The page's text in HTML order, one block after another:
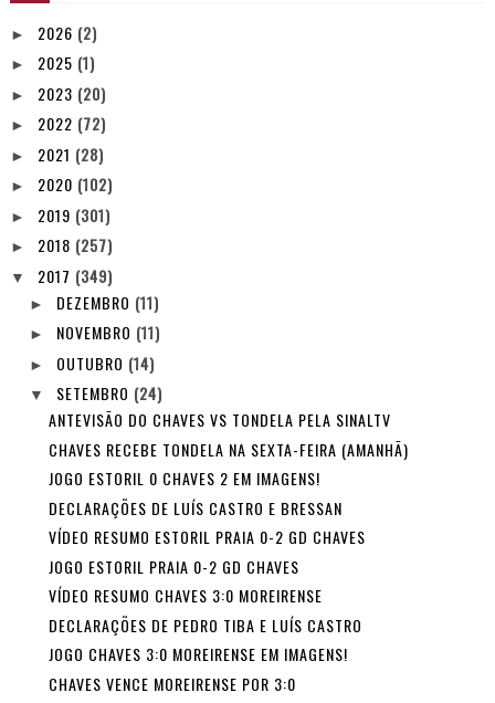
► 2026 (2)
► 2025 (1)
► 2023 (20)
► 2022 (72)
► 2021 (28)
► 2020 (102)
► 2019 (301)
► 2018 (257)
▼ 2017 (349)
► DEZEMBRO (11)
► NOVEMBRO (11)
► OUTUBRO (14)
▼ SETEMBRO (24)
ANTEVISÃO DO CHAVES VS TONDELA PELA SINALTV
CHAVES RECEBE TONDELA NA SEXTA-FEIRA (AMANHÃ)
JOGO ESTORIL 0 CHAVES 2 EM IMAGENS!
DECLARAÇÕES DE LUÍS CASTRO E BRESSAN
VÍDEO RESUMO ESTORIL PRAIA 0-2 GD CHAVES
JOGO ESTORIL PRAIA 0-2 GD CHAVES
VÍDEO RESUMO CHAVES 3:0 MOREIRENSE
DECLARAÇÕES DE PEDRO TIBA E LUÍS CASTRO
JOGO CHAVES 3:0 MOREIRENSE EM IMAGENS!
CHAVES VENCE MOREIRENSE POR 3:0